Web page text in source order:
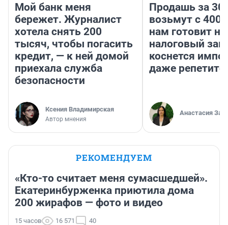
Мой банк меня
бережет. Журналист
хотела снять 200
тысяч, чтобы погасить
кредит, — к ней домой
приехала служба
безопасности
Ксения Владимирская
Автор мнения
Продашь за
возьмут с
нам готовит
налоговый
коснется
даже
Анастасия
РЕКОМЕНДУЕМ
«Кто-то считает меня сумасшедшей».
Екатеринбурженка приютила дома
200 жирафов — фото и видео
15 часов 16 571 40